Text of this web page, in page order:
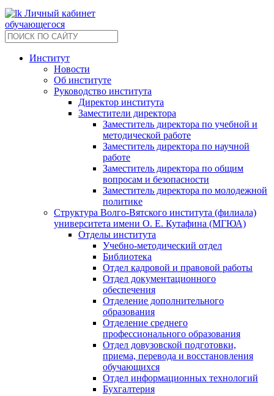
Личный кабинет
обучающегося
Институт
Новости
Об институте
Руководство института
Директор института
Заместители директора
Заместитель директора по учебной и
методической работе
Заместитель директора по научной
работе
Заместитель директора по общим
вопросам и безопасности
Заместитель директора по молодежной
политике
Структура Волго-Вятского института (филиала)
университета имени О. Е. Кутафина (МГЮА)
Отделы института
Учебно-методический отдел
Библиотека
Отдел кадровой и правовой работы
Отдел документационного
обеспечения
Отделение дополнительного
образования
Отделение среднего
профессионального образования
Отдел довузовской подготовки,
приема, перевода и восстановления
обучающихся
Отдел информационных технологий
Бухгалтерия